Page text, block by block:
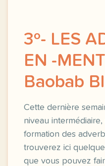
3º- LES
EN -
Baobab
Cette dernière
niveau
formation des
trouverez ici
que vous pouvez